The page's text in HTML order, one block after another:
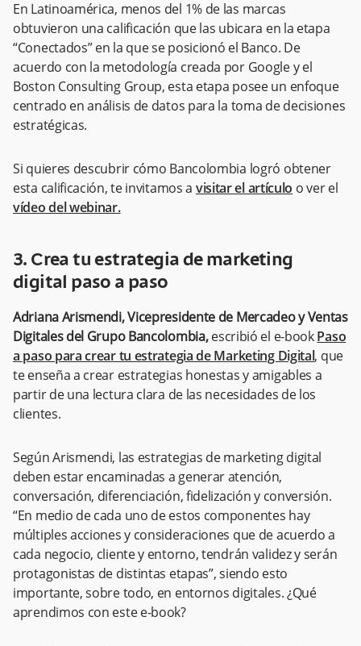
En Latinoamérica, menos del 1% de las marcas
obtuvieron una calificación que las ubicara en la etapa
“Conectados” en la que se posicionó el Banco. De
acuerdo con la metodología creada por Google y el
Boston Consulting Group, esta etapa posee un enfoque
centrado en análisis de datos para la toma de decisiones
estratégicas.
Si quieres descubrir cómo Bancolombia logró obtener
esta calificación, te invitamos a visitar el artículo o ver el
vídeo del webinar.
3. Crea tu estrategia de marketing
digital paso a paso
Adriana Arismendi, Vicepresidente de Mercadeo y Ventas
Digitales del Grupo Bancolombia,escribió el e-bookPaso
a paso para crear tu estrategia de Marketing Digital, que
te enseña a crear estrategias honestas y amigables a
partir de una lectura clara de las necesidades de los
clientes.
Según Arismendi, las estrategias de marketing digital
deben estar encaminadas a generar atención,
conversación, diferenciación, fidelización y conversión.
“En medio de cada uno de estos componentes hay
múltiples acciones y consideraciones que de acuerdo a
cada negocio, cliente y entorno, tendrán validez y serán
protagonistas de distintas etapas”, siendo esto
importante, sobre todo, en entornos digitales. ¿Qué
aprendimos con este e-book?